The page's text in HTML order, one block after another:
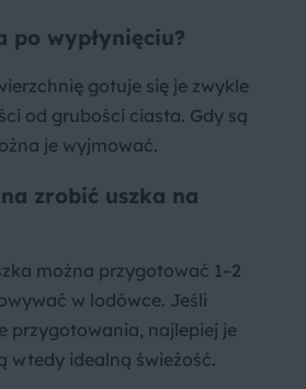
po wypłynięciu?
gotuje się je zwykle
od grubości ciasta. Gdy są
je wyjmować.
zrobić uszka na
można przygotować 1–2
w lodówce. Jeśli
przygotowania, najlepiej je
wtedy idealną świeżość.